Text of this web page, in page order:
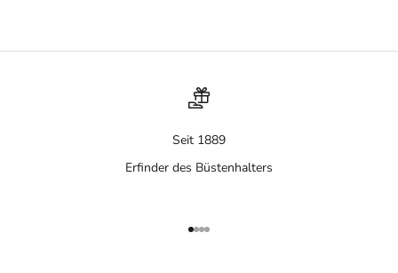
Seit 1889
Erfinder des Büstenhalters
Gehe zu Element 1
Gehe zu Element 2
Gehe zu Element 3
Gehe zu Element 4